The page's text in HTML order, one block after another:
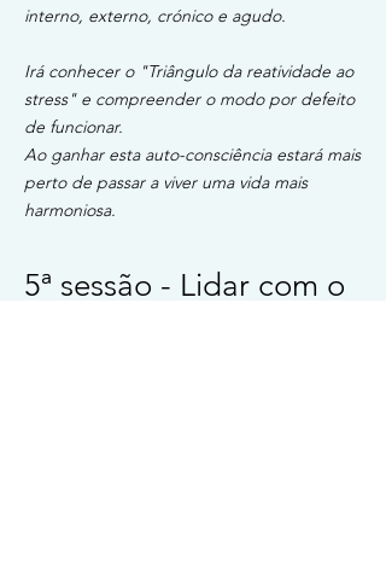
interno, externo, crónico e agudo.
Irá conhecer o "Triângulo da reatividade ao
stress" e compreender o modo por defeito
de funcionar.
Ao ganhar esta auto-consciência estará mais
perto de passar a viver uma vida mais
harmoniosa.
5ª sessão - Lidar com o